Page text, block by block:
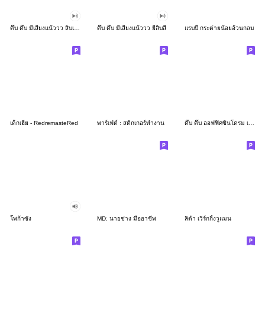
ดึ๊บ ดึ๊บ มีเสียงแน้ววว ยี่สิบสี่ แรบบี้ กระต่ายน้อยอ้วนกลม
เด็กเฮีย - RedremasteRed พาร์เฟ่ต์ : สติกเกอร์ทำงาน ดึ๊บ ดึ๊บ ออฟฟิศซินโดรม เจ็ด
โพก้าซัง MD: นายช่าง มืออาชีพ ลิต้า เวิร์กกิ้งวูแมน